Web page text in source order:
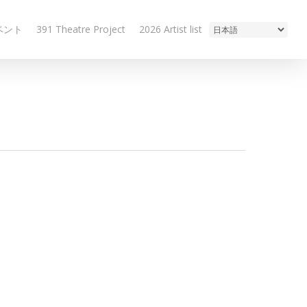
ント 391 Theatre Project 2026 Artist list